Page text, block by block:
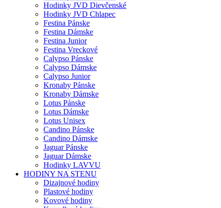
Hodinky JVD Dievčenské
Hodinky JVD Chlapec
Festina Pánske
Festina Dámske
Festina Junior
Festina Vreckové
Calypso Pánske
Calypso Dámske
Calypso Junior
Kronaby Pánske
Kronaby Dámske
Lotus Pánske
Lotus Dámske
Lotus Unisex
Candino Pánske
Candino Dámske
Jaguar Pánske
Jaguar Dámske
Hodinky LAVVU
HODINY NA STENU
Dizajnové hodiny
Plastové hodiny
Kovové hodiny